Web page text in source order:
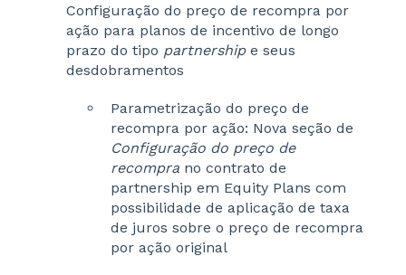
Configuração do preço de recompra por
ação para planos de incentivo de longo
prazo do tipo partnershipe seus
desdobramentos
Parametrização do preço de
recompra por ação: Nova seção de
Configuração do preço de
recompra no contrato de
partnership em Equity Plans com
possibilidade de aplicação de taxa
de juros sobre o preço de recompra
por ação original